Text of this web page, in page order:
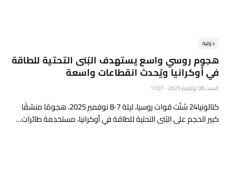
دولية
هجوم روسي واسع يستهدف البُنى التحتية للطاقة
في أوكرانيا ويُحدث انقطاعات واسعة
السبت 08 نوفمبر 2025 - 17:07
كتالونيا24 شنّت قوات روسيا، ليلة 7‑8 نوفمبر 2025، هجومًا منسّقًا
كبير الحجم على البُنى التحتية للطاقة في أوكرانيا، مستخدمة طائرات…